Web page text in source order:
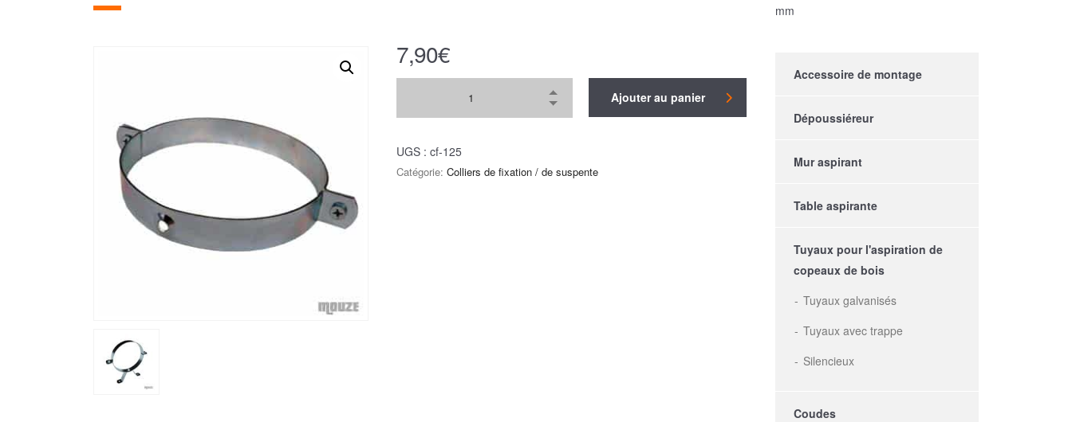
7,90€
Ajouter au panier
UGS : cf-125
Catégorie: Colliers de fixation / de suspente
mm
Accessoire de montage
Dépoussiéreur
Mur aspirant
Table aspirante
Tuyaux pour l'aspiration de
copeaux de bois
Tuyaux galvanisés
Tuyaux avec trappe
Silencieux
Coudes